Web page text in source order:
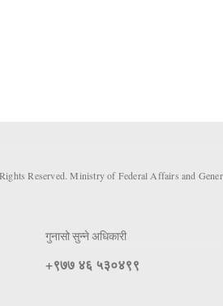
Reserved. Ministry of Federal Affairs and
गुनासो सुन्ने अधिकारी
+९७७ ४६ ५३०४९९